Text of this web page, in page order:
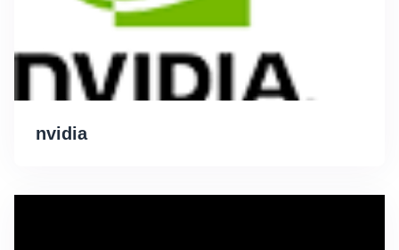
nvidia